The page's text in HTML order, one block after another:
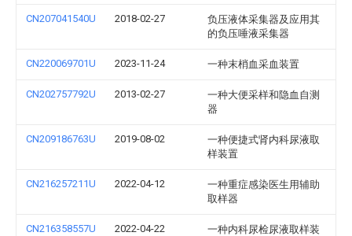
CN207041540U 2018-02-27
负压液体采集器及应用其
的负压唾液采集器
CN220069701U 2023-11-24 一种末梢血采血装置
CN202757792U 2013-02-27
一种大便采样和隐血自测
器
CN209186763U 2019-08-02
一种便捷式肾内科尿液取
样装置
CN216257211U 2022-04-12
一种重症感染医生用辅助
取样器
CN216358557U 2022-04-22
一种内科尿检尿液取样装